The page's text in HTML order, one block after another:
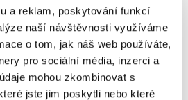
a reklam, poskytování funkcí
naší návštěvnosti využíváme
o tom, jak náš web používáte,
pro sociální média, inzerci a
mohou zkombinovat s
jste jim poskytli nebo které
SUPER CENA